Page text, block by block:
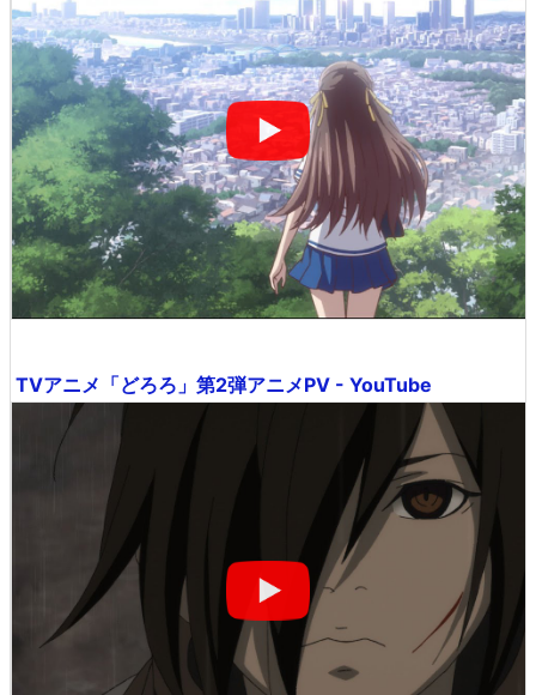
TVアニメ「どろろ」第2弾アニメPV - YouTube